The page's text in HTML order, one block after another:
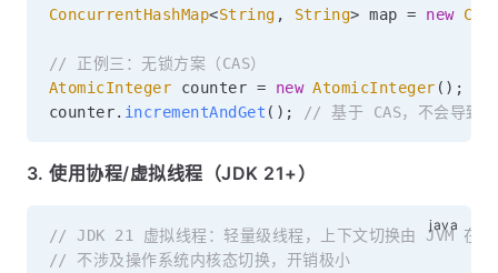
ConcurrentHashMap<String , String> map = new
// 正例三：无锁方案（CAS）
AtomicInteger counter = new AtomicInteger ( ) ;
counter. incrementAndGet ( ) ; // 基于 CAS，不会导致
3. 使用协程/虚拟线程（JDK 21+）
// JDK 21 虚拟线程：轻量级线程，上下文切换由 JVM 在用
// 不涉及操作系统内核态切换，开销极小